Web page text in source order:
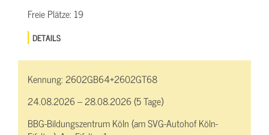
Freie Plätze: 19
DETAILS
Kennung:2602GB64+2602GT68
24.08.2026 – 28.08.2026 (5 Tage)
BBG-Bildungszentrum Köln (am SVG-Autohof Köln-